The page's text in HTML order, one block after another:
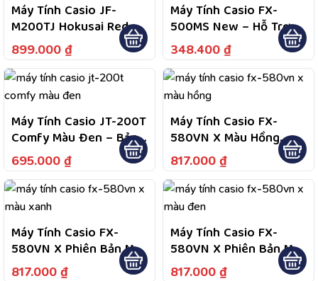
Máy Tính Casio JF-
M200TJ Hokusai Red
Fuji – Bảo Hành Chính
Hãng 7 Năm, Hỗ Trợ Tư
Vấn Và Kiểm Tra Bảo
Hành Theo Chính Sách
Sản Phẩm
899.000 ₫
Máy Tính Casio FX-
500MS New – Hỗ Trợ
244 Tính Năng Tính
Toán Phục Vụ Học Tập,
Bảo Hành Theo Chính
Sách Hãng
348.400 ₫
Máy Tính Casio JT-200T
Comfy Màu Đen – Bảo
Hành 7 Năm; 1 Đổi 1
Năm Đầu Nếu Lỗi Do
Nhà Sản Xuất; Hỗ Trợ
Bảo Hành 2 Chiều
695.000 ₫
Máy Tính Casio FX-
580VN X Màu Hồng
Fullbox Chính Hãng Bảo
Hành 7 Năm
817.000 ₫
Máy Tính Casio FX-
580VN X Phiên Bản Màu
Xanh Da Trời
817.000 ₫
Máy Tính Casio FX-
580VN X Phiên Bản Màu
Đen
817.000 ₫